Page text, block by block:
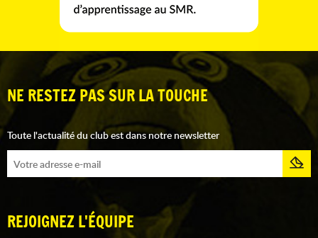
NE RESTEZ PAS SUR LA TOUCHE
Toute l'actualité du club est dans notre newsletter
REJOIGNEZ L'ÉQUIPE